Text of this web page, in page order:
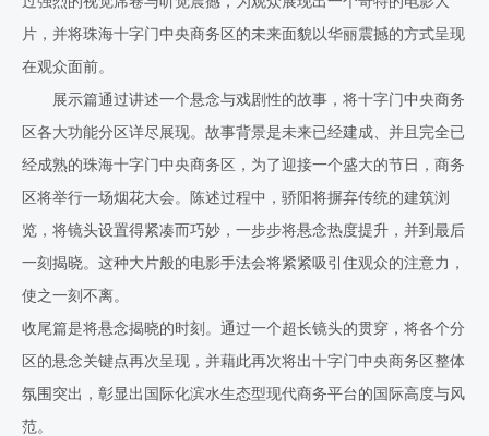
片，并将珠海十字门中央商务区的未来面貌以华丽震撼的方式呈现
在观众面前。
展示篇通过讲述一个悬念与戏剧性的故事，将十字门中央商务
区各大功能分区详尽展现。故事背景是未来已经建成、并且完全已
经成熟的珠海十字门中央商务区，为了迎接一个盛大的节日，商务
区将举行一场烟花大会。陈述过程中，骄阳将摒弃传统的建筑浏
览，将镜头设置得紧凑而巧妙，一步步将悬念热度提升，并到最后
一刻揭晓。这种大片般的电影手法会将紧紧吸引住观众的注意力，
使之一刻不离。
收尾篇是将悬念揭晓的时刻。通过一个超长镜头的贯穿，将各个分
区的悬念关键点再次呈现，并藉此再次将出十字门中央商务区整体
氛围突出，彰显出国际化滨水生态型现代商务平台的国际高度与风
范。